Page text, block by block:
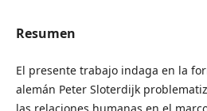
Resumen
El presente trabajo indaga en la
alemán Peter Sloterdijk